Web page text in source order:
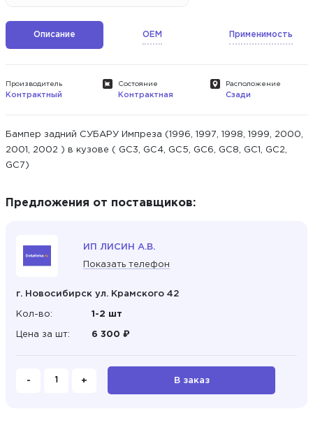
Описание OEM Применимость
Производитель
Контрактный
Состояние
Контрактная
Расположение
Сзади
Бампер задний СУБАРУ Импреза (1996, 1997, 1998, 1999, 2000,
2001, 2002 ) в кузове ( GC3, GC4, GC5, GC6, GC8, GC1, GC2,
GC7)
Предложения от поставщиков:
ИП ЛИСИН А.В.
Показать телефон
г. Новосибирск ул. Крамского 42
Кол-во: 1-2 шт
Цена за шт: 6 300 ₽
- + В заказ